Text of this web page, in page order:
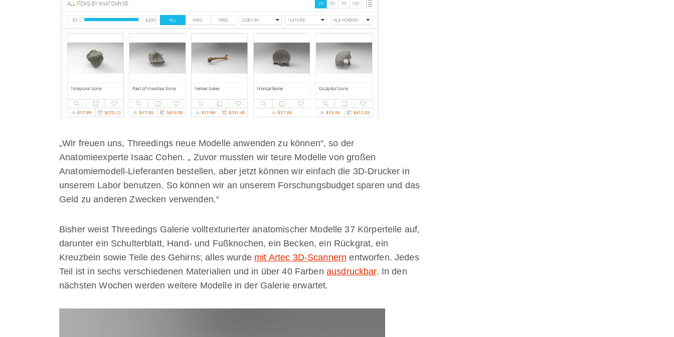
„Wir freuen uns, Threedings neue Modelle anwenden zu können“, so der
Anatomieexperte Isaac Cohen. „ Zuvor mussten wir teure Modelle von großen
Anatomiemodell-Lieferanten bestellen, aber jetzt können wir einfach die 3D-Drucker in
unserem Labor benutzen. So können wir an unserem Forschungsbudget sparen und das
Geld zu anderen Zwecken verwenden.“
Bisher weist Threedings Galerie volltexturierter anatomischer Modelle 37 Körperteile auf,
darunter ein Schulterblatt, Hand- und Fußknochen, ein Becken, ein Rückgrat, ein
Kreuzbein sowie Teile des Gehirns; alles wurde mit Artec 3D-Scannern entworfen. Jedes
Teil ist in sechs verschiedenen Materialien und in über 40 Farben ausdruckbar. In den
nächsten Wochen werden weitere Modelle in der Galerie erwartet.